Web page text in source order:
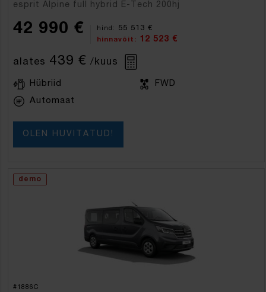
esprit Alpine full hybrid E-Tech 200hj
42 990 € hind: 55 513 €
hinnavõit: 12 523 €
alates 439 € /kuus
Hübriid
FWD
Automaat
OLEN HUVITATUD!
demo
#1886C